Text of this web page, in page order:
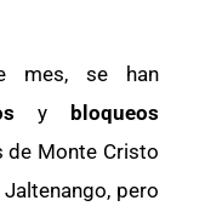
mes, se han
y
bloqueos
de Monte Cristo
pero